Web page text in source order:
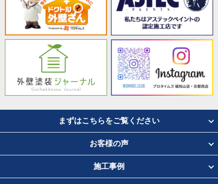
まずはこちらをご覧ください
お客様の声
施工事例